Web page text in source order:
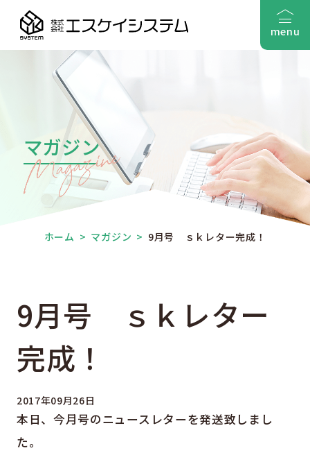
menu
マガジン
ホーム > マガジン > 9月号 ｓｋレター完成！
9月号 ｓｋレター
完成！
2017年09月26日
本日、今月号のニュースレターを発送致しまし
た。